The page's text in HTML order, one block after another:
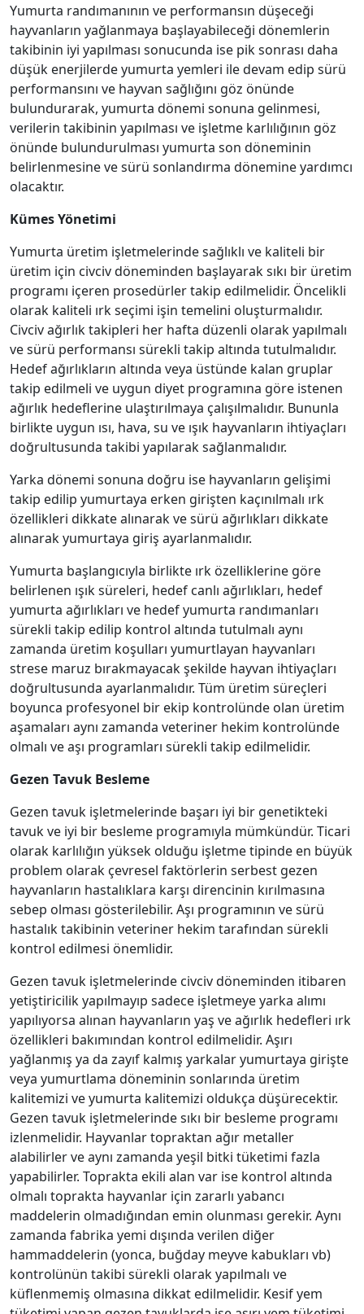
Yumurta randımanının ve performansın düşeceği
hayvanların yağlanmaya başlayabileceği dönemlerin
takibinin iyi yapılması sonucunda ise pik sonrası daha
düşük enerjilerde yumurta yemleri ile devam edip sürü
performansını ve hayvan sağlığını göz önünde
bulundurarak, yumurta dönemi sonuna gelinmesi,
verilerin takibinin yapılması ve işletme karlılığının göz
önünde bulundurulması yumurta son döneminin
belirlenmesine ve sürü sonlandırma dönemine yardımcı
olacaktır.
Kümes Yönetimi
Yumurta üretim işletmelerinde sağlıklı ve kaliteli bir
üretim için civciv döneminden başlayarak sıkı bir üretim
programı içeren prosedürler takip edilmelidir. Öncelikli
olarak kaliteli ırk seçimi işin temelini oluşturmalıdır.
Civciv ağırlık takipleri her hafta düzenli olarak yapılmalı
ve sürü performansı sürekli takip altında tutulmalıdır.
Hedef ağırlıkların altında veya üstünde kalan gruplar
takip edilmeli ve uygun diyet programına göre istenen
ağırlık hedeflerine ulaştırılmaya çalışılmalıdır. Bununla
birlikte uygun ısı, hava, su ve ışık hayvanların ihtiyaçları
doğrultusunda takibi yapılarak sağlanmalıdır.
Yarka dönemi sonuna doğru ise hayvanların gelişimi
takip edilip yumurtaya erken girişten kaçınılmalı ırk
özellikleri dikkate alınarak ve sürü ağırlıkları dikkate
alınarak yumurtaya giriş ayarlanmalıdır.
Yumurta başlangıcıyla birlikte ırk özelliklerine göre
belirlenen ışık süreleri, hedef canlı ağırlıkları, hedef
yumurta ağırlıkları ve hedef yumurta randımanları
sürekli takip edilip kontrol altında tutulmalı aynı
zamanda üretim koşulları yumurtlayan hayvanları
strese maruz bırakmayacak şekilde hayvan ihtiyaçları
doğrultusunda ayarlanmalıdır. Tüm üretim süreçleri
boyunca profesyonel bir ekip kontrolünde olan üretim
aşamaları aynı zamanda veteriner hekim kontrolünde
olmalı ve aşı programları sürekli takip edilmelidir.
Gezen Tavuk Besleme
Gezen tavuk işletmelerinde başarı iyi bir genetikteki
tavuk ve iyi bir besleme programıyla mümkündür. Ticari
olarak karlılığın yüksek olduğu işletme tipinde en büyük
problem olarak çevresel faktörlerin serbest gezen
hayvanların hastalıklara karşı direncinin kırılmasına
sebep olması gösterilebilir. Aşı programının ve sürü
hastalık takibinin veteriner hekim tarafından sürekli
kontrol edilmesi önemlidir.
Gezen tavuk işletmelerinde civciv döneminden itibaren
yetiştiricilik yapılmayıp sadece işletmeye yarka alımı
yapılıyorsa alınan hayvanların yaş ve ağırlık hedefleri ırk
özellikleri bakımından kontrol edilmelidir. Aşırı
yağlanmış ya da zayıf kalmış yarkalar yumurtaya girişte
veya yumurtlama döneminin sonlarında üretim
kalitemizi ve yumurta kalitemizi oldukça düşürecektir.
Gezen tavuk işletmelerinde sıkı bir besleme programı
izlenmelidir. Hayvanlar topraktan ağır metaller
alabilirler ve aynı zamanda yeşil bitki tüketimi fazla
yapabilirler. Toprakta ekili alan var ise kontrol altında
olmalı toprakta hayvanlar için zararlı yabancı
maddelerin olmadığından emin olunması gerekir. Aynı
zamanda fabrika yemi dışında verilen diğer
hammaddelerin (yonca, buğday meyve kabukları vb)
kontrolünün takibi sürekli olarak yapılmalı ve
küflenmemiş olmasına dikkat edilmelidir. Kesif yem